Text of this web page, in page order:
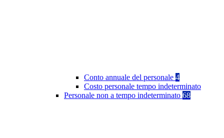
Conto annuale del personale 4
Costo personale tempo indeterminato
Personale non a tempo indeterminato 68